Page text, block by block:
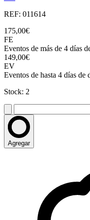
REF: 011614
175,00€
FE
Eventos de más de 4 días
149,00€
EV
Eventos de hasta 4 días de
Stock: 2
Agregar